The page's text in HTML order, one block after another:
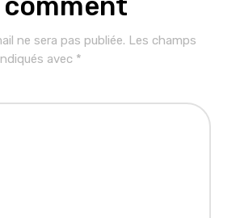
ne sera pas publiée. Les champs
avec *